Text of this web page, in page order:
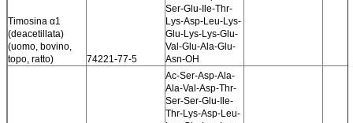
Timosina α1
(deacetillata)
(uomo, bovino,
topo, ratto)
74221-77-5
Ser-Glu-Ile-Thr-
Lys-Asp-Leu-Lys-
Glu-Lys-Lys-Glu-
Val-Glu-Ala-Glu-
Asn-OH
Ac-Ser-Asp-Ala-
Ala-Val-Asp-Thr-
Ser-Ser-Glu-Ile-
Thr-Lys-Asp-Leu-